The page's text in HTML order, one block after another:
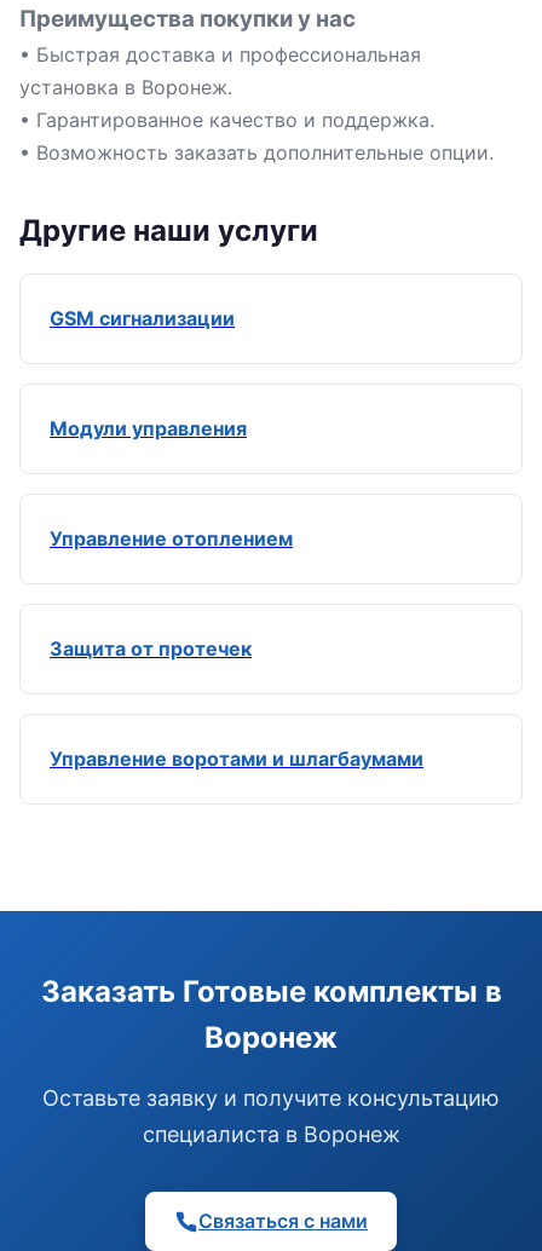
Преимущества покупки у нас
• Быстрая доставка и профессиональная
установка в Воронеж.
• Гарантированное качество и поддержка.
• Возможность заказать дополнительные опции.
Другие наши услуги
GSM сигнализации
Модули управления
Управление отоплением
Защита от протечек
Управление воротами и шлагбаумами
Заказать Готовые комплекты в
Воронеж
Оставьте заявку и получите консультацию
специалиста в Воронеж
Связаться с нами
модуль управления или готовый комплект.
Подобрать сигнализацию